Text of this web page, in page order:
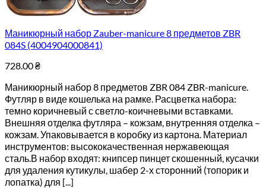
Маникюрный набор Zauber-manicure 8 предметов ZBR
084S (4004904000841)
728.00₴
Маникюрный набор 8 предметов ZBR 084 ZBR-manicure.
Футляр в виде кошелька на рамке. Расцветка набора:
темно коричневый с светло-коичневыми вставками.
Внешняя отделка футляра – кожзам, внутренняя отделка –
кожзам. Упаковывается в коробку из картона. Материал
инструментов: высококачественная нержавеющая
сталь.В набор входят: книпсер пинцет скошенный, кусачки
для удаления кутикулы, шабер 2-х сторонний (топорик и
лопатка) для [...]